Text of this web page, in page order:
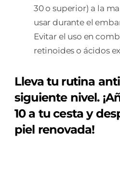
30 o superior) a la
usar durante el
Evitar el uso en
retinoides o ácidos
Lleva tu rutina
siguiente nivel.
10 a tu cesta y
piel renovada!